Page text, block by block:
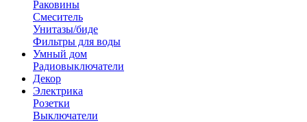
Раковины
Смеситель
Унитазы/биде
Фильтры для воды
Умный дом
Радиовыключатели
Декор
Электрика
Розетки
Выключатели